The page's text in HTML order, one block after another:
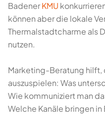
BadenerKMU
können aber die lokale
Thermalstadtcharme als
nutzen.
Marketing-Beratung hilft,
auszuspielen: Was
Wie kommuniziert man
Welche Kanäle bringen